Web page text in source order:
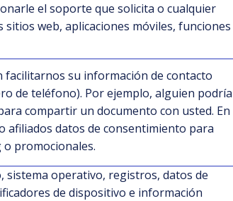
el soporte que solicita o cualquier
web, aplicaciones móviles, funciones
facilitarnos su información de contacto
de teléfono). Por ejemplo, alguien podría
compartir un documento con usted. En
datos de consentimiento para
promocionales.
sistema operativo, registros, datos de
de dispositivo e información